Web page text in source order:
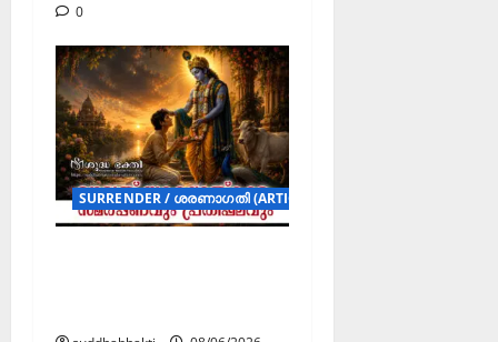
0
SURRENDER / ശരണാഗതി (ARTICLES)